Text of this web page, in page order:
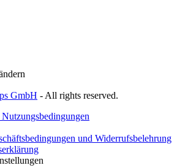
GmbH - All rights reserved.
und Widerrufsbelehrung